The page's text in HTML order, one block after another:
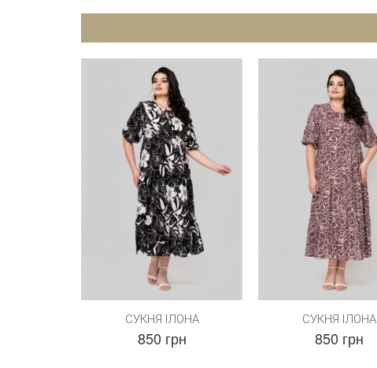
СУКНЯ ІЛОНА
850 грн
СУКНЯ ІЛОНА
850 грн